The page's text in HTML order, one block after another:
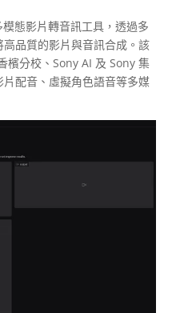
態影片轉音訊工具，透過多
品質的影片與音訊合成。該
檳分校、Sony AI 及 Sony 集
配音、虛擬角色語音等多媒